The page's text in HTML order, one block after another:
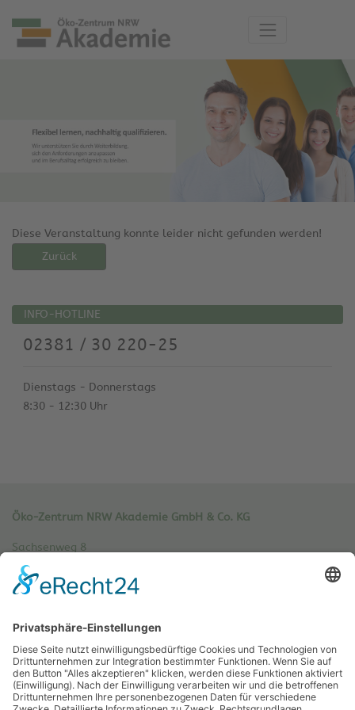
Diese Veranstaltung konnte leider nicht gefunden werden!
Zurück
INFO-HOTLINE
02381 / 30 220-25
Dienstags - Donnerstags
8:30 - 12:30 Uhr
Öko-Zentrum NRW Akademie GmbH & Co. KG
Sachsenweg 8
59073 Hamm
Tel.: 02381 / 30 220-0
info[at]oe-akademie.de
Vertrag widerrufen
Sitemap